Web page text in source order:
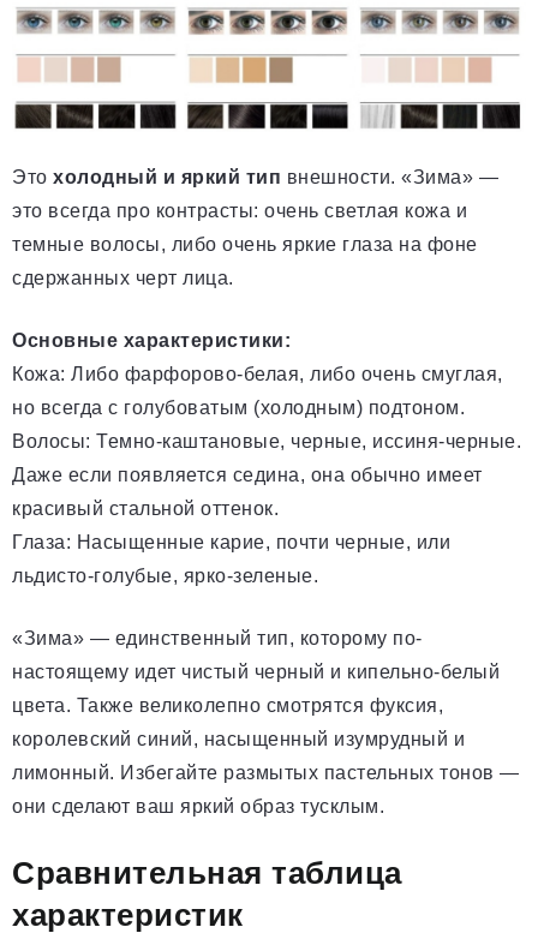
Это холодный и яркий тип внешности. «Зима» —
это всегда про контрасты: очень светлая кожа и
темные волосы, либо очень яркие глаза на фоне
сдержанных черт лица.
Основные характеристики:
Кожа: Либо фарфорово-белая, либо очень смуглая,
но всегда с голубоватым (холодным) подтоном.
Волосы: Темно-каштановые, черные, иссиня-черные.
Даже если появляется седина, она обычно имеет
красивый стальной оттенок.
Глаза: Насыщенные карие, почти черные, или
льдисто-голубые, ярко-зеленые.
«Зима» — единственный тип, которому по-
настоящему идет чистый черный и кипельно-белый
цвета. Также великолепно смотрятся фуксия,
королевский синий, насыщенный изумрудный и
лимонный. Избегайте размытых пастельных тонов —
они сделают ваш яркий образ тусклым.
Сравнительная таблица
характеристик